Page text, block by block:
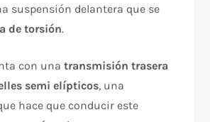
suspensión delantera que se
de torsión.
con unatransmisión trasera
semi elípticos, una
hace que conducir este